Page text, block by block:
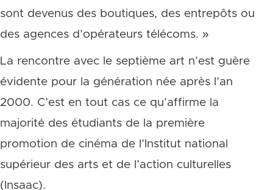
sont devenus des boutiques, des entrepôts ou
des agences d’opérateurs télécoms. »
La rencontre avec le septième art n’est guère
évidente pour la génération née après l’an
2000. C’est en tout cas ce qu’affirme la
majorité des étudiants de la première
promotion de cinéma de l’Institut national
supérieur des arts et de l’action culturelles
(Insaac).